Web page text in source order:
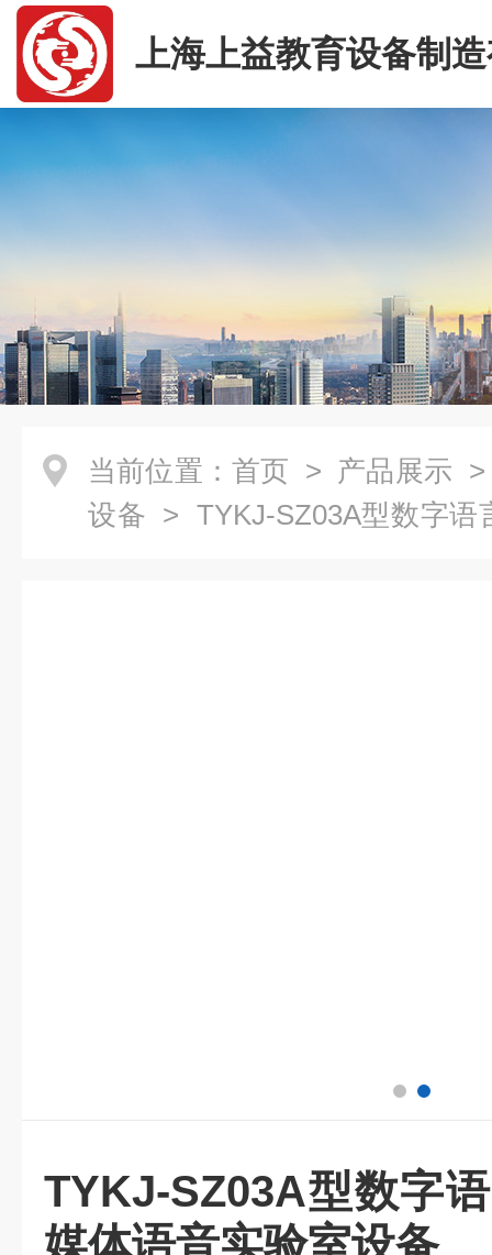
上海上益教育设备制
司
当前位置： 首页 > 产品展示
设备 > TYKJ-SZ03A型数字语
TYKJ-SZ03A型数字
媒体语音实验室设备